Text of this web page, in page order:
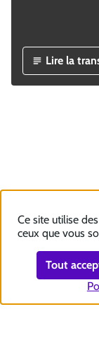
Lire la
Ce site utilise
ceux que vous
Tout